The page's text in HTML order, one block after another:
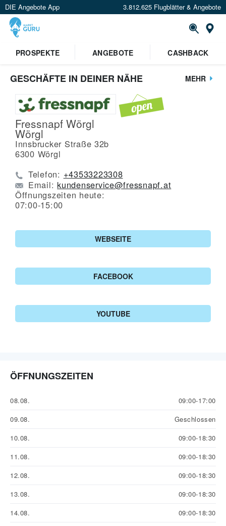
DIE Angebote App 3.812.625 Flugblätter & Angebote
PROSPEKTE
ANGEBOTE CASHBACK
GESCHÄFTE IN DEINER NÄHE MEHR
Fressnapf Wörgl
Wörgl
Innsbrucker Straße 32b
6300 Wörgl
Telefon: +43533223308
Email: kundenservice@fressnapf.at
Öffnungszeiten heute:
07:00-15:00
WEBSEITE
FACEBOOK
YOUTUBE
ÖFFNUNGSZEITEN
08.08.
09:00-17:00
09.08.
Geschlossen
10.08.
09:00-18:30
11.08.
09:00-18:30
12.08.
09:00-18:30
13.08.
09:00-18:30
14.08.
09:00-18:30